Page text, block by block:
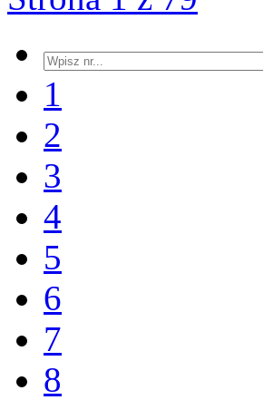
1
2
3
4
5
6
7
8